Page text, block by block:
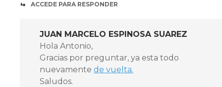
ACCEDE PARA RESPONDER
JUAN MARCELO ESPINOSA SUAREZ
Hola Antonio,
Gracias por preguntar, ya esta todo
nuevamente de vuelta.
Saludos.